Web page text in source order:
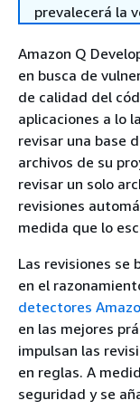
prevalecerá la
Amazon Q
en busca de
de calidad del
aplicaciones a lo
revisar una base
archivos de su
revisar un solo
revisiones
medida que lo
Las revisiones se
en el
detectores
en las mejores
impulsan las
en reglas. A
seguridad y se